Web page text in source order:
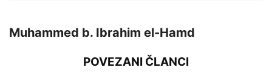
Muhammed b. Ibrahim el-Hamd
POVEZANI ČLANCI